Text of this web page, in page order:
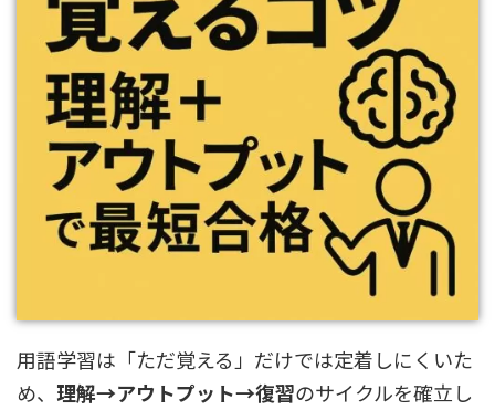
用語学習は「ただ覚える」だけでは定着しにくいた
め、 理解→アウトプット→復習のサイクルを確立し